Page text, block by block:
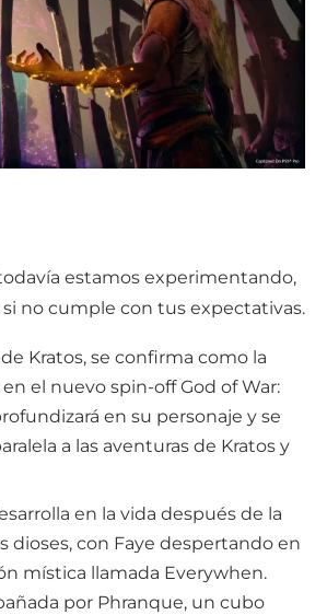
estamos experimentando,
no cumple con tus expectativas.
Kratos, se confirma como la
el nuevo spin-off God of War:
en su personaje y se
a las aventuras de Kratos y
en la vida después de la
dioses, con Faye despertando en
mística llamada Everywhen.
por Phranque, un cubo